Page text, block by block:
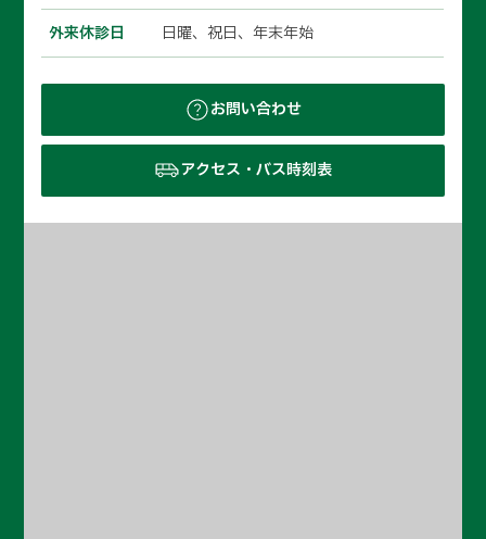
外来休診日 日曜、祝日、年末年始
お問い合わせ
アクセス・バス時刻表